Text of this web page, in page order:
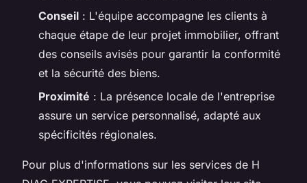
Conseil : L'équipe accompagne les clients à
chaque étape de leur projet immobilier, offrant
des conseils avisés pour garantir la conformité
et la sécurité des biens.
Proximité : La présence locale de l'entreprise
assure un service personnalisé, adapté aux
spécificités régionales.
Pour plus d'informations sur les services de H